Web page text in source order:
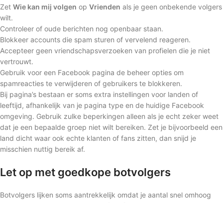
Zet Wie kan mij volgen op Vrienden als je geen onbekende volgers
wilt.
Controleer of oude berichten nog openbaar staan.
Blokkeer accounts die spam sturen of vervelend reageren.
Accepteer geen vriendschapsverzoeken van profielen die je niet
vertrouwt.
Gebruik voor een Facebook pagina de beheer opties om
spamreacties te verwijderen of gebruikers te blokkeren.
Bij pagina’s bestaan er soms extra instellingen voor landen of
leeftijd, afhankelijk van je pagina type en de huidige Facebook
omgeving. Gebruik zulke beperkingen alleen als je echt zeker weet
dat je een bepaalde groep niet wilt bereiken. Zet je bijvoorbeeld een
land dicht waar ook echte klanten of fans zitten, dan snijd je
misschien nuttig bereik af.
Let op met goedkope botvolgers
Botvolgers lijken soms aantrekkelijk omdat je aantal snel omhoog